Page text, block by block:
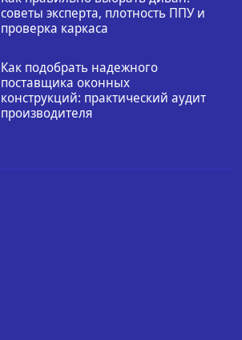
советы эксперта, плотность ППУ и
проверка каркаса
Как подобрать надежного
поставщика оконных
конструкций: практический аудит
производителя